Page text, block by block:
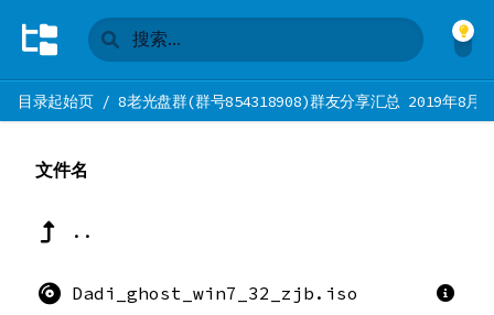
目录起始页/8老光盘群(群号854318908)群友分享汇总 2019年8月
文件名
..
Dadi_ghost_win7_32_zjb.iso